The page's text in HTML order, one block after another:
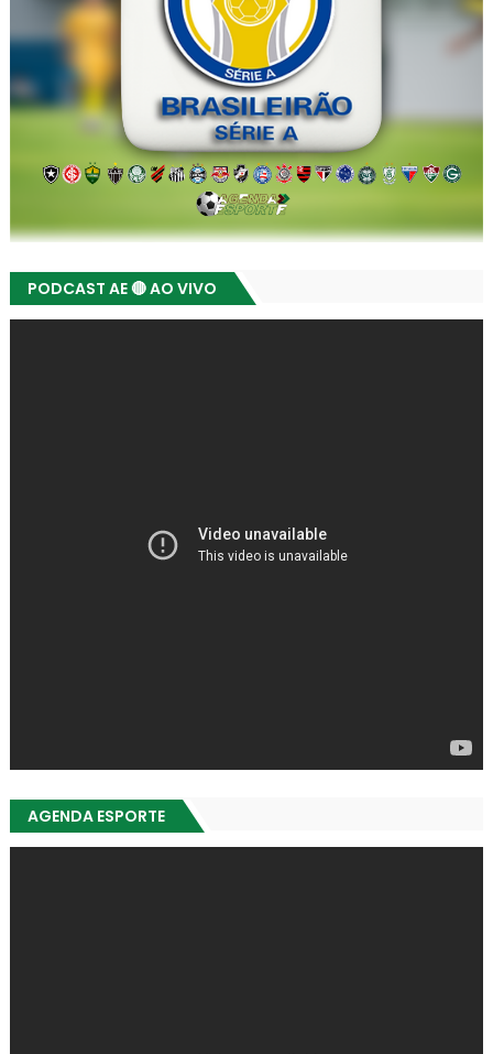
PODCAST AE 🔴 AO VIVO
AGENDA ESPORTE